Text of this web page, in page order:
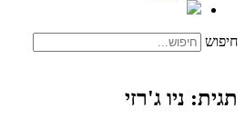
חיפוש
תגית: ניו ג'רזי